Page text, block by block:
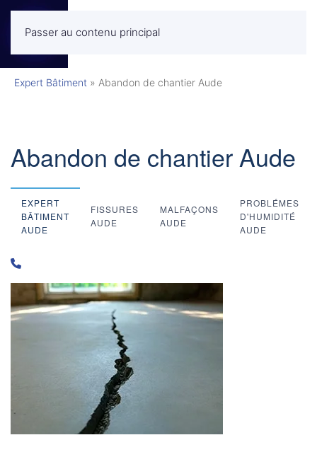
Passer au contenu principalMENU
Expert Bâtiment » Abandon de chantier Aude
Abandon de chantier Aude
EXPERT
BÂTIMENT
AUDE
FISSURES
AUDE
MALFAÇONS
AUDE
PROBLÉMES
D'HUMIDITÉ
AUDE